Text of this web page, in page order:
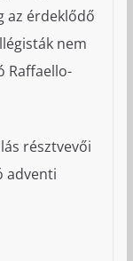
az érdeklődő
nem
Raffaello-
résztvevői
adventi